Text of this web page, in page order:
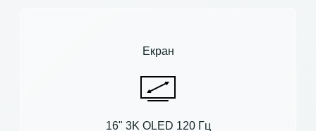
Екран
16" 3K OLED 120 Гц